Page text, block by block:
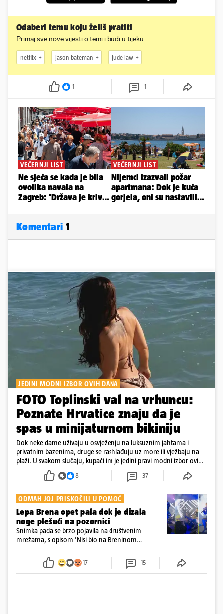
Odaberi temu koju želiš pratiti
Primaj sve nove vijesti o temi i budi u tijeku
netflix jason bateman jude law
1 1
Komentari 1
JEDINI MODNI IZBOR OVIH DANA
FOTO Toplinski val na vrhuncu:
Poznate Hrvatice znaju da je
spas u minijaturnom bikiniju
Dok neke dame uživaju u osvježenju na luksuznim jahtama i
privatnim bazenima, druge se rashlađuju uz more ili vježbaju na
plaži. U svakom slučaju, kupaći im je jedini pravi modni izbor ovih
8 37
ODMAH JOJ PRISKOČILI U POMOĆ
Lepa Brena opet pala dok je dizala
noge plešući na pozornici
Snimka pada se brzo pojavila na društvenim
mrežama, s opisom 'Nisi bio na Breninom
Srećom, pjevačica se nije ozlijedila nego je s
osmijehom nastavila pjevati
17 15